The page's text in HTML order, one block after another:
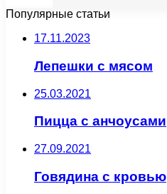
Популярные статьи
17.11.2023
Лепешки с мясом
25.03.2021
Пицца с анчоусами
27.09.2021
Говядина с кровью